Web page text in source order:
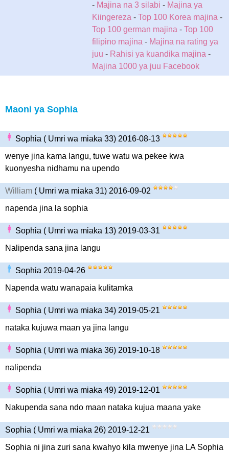
- Majina na 3 silabi - Majina ya
Kiingereza - Top 100 Korea majina -
Top 100 german majina - Top 100
filipino majina - Majina na rating ya
juu - Rahisi ya kuandika majina -
Majina 1000 ya juu Facebook
Maoni ya Sophia
Sophia ( Umri wa miaka 33) 2016-08-13
wenye jina kama langu, tuwe watu wa pekee kwa
kuonyesha nidhamu na upendo
William ( Umri wa miaka 31) 2016-09-02
napenda jina la sophia
Sophia ( Umri wa miaka 13) 2019-03-31
Nalipenda sana jina langu
Sophia 2019-04-26
Napenda watu wanapaia kulitamka
Sophia ( Umri wa miaka 34) 2019-05-21
nataka kujuwa maan ya jina langu
Sophia ( Umri wa miaka 36) 2019-10-18
nalipenda
Sophia ( Umri wa miaka 49) 2019-12-01
Nakupenda sana ndo maan nataka kujua maana yake
Sophia ( Umri wa miaka 26) 2019-12-21
Sophia ni jina zuri sana kwahyo kila mwenye jina LA Sophia